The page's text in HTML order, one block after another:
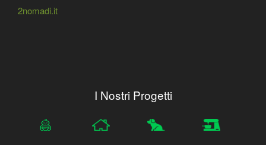
2nomadi.it
I Nostri Progetti